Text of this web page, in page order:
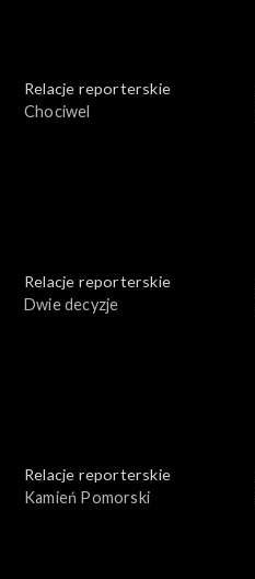
Relacje reporterskie
Chociwel
Relacje reporterskie
Dwie decyzje
Relacje reporterskie
Kamień Pomorski